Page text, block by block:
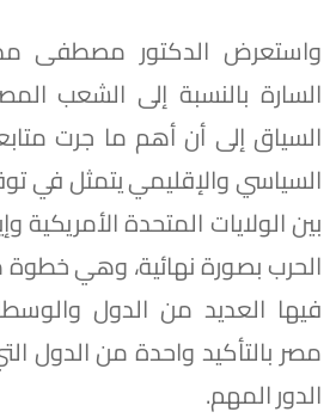
واستعرض الدكتور مصطفى
السارة بالنسبة إلى الشعب
السياق إلى أن أهم ما جرت
السياسي والإقليمي يتمثل في
بين الولايات المتحدة
الحرب بصورة نهائية، وهي
فيها العديد من الدول
مصر بالتأكيد واحدة من الدول
الدور المهم.